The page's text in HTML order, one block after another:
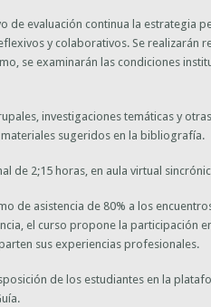
de evaluación continua la estrategia
y colaborativos. Se realizarán
se examinarán las condiciones
investigaciones temáticas y
sugeridos en la bibliografía.
de 2;15 horas, en aula virtual
de asistencia de 80% a los
el curso propone la participación
sus experiencias profesionales.
de los estudiantes en la